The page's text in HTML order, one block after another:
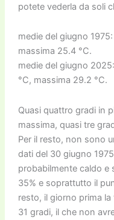
potete vederla da soli
medie del giugno
massima 25.4 °C.
medie del giugno
°C, massima 29.2 °C.
Quasi quattro gradi in
massima, quasi tre
Per il resto, non sono
dati del 30 giugno
probabilmente caldo e
35% e soprattutto il
resto, il giorno prima
31 gradi, il che non